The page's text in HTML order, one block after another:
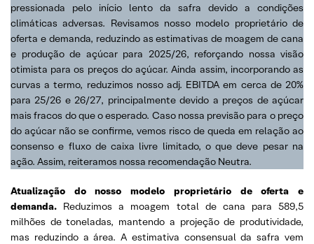
pressionada pelo início lento da safra devido a condições
climáticas adversas. Revisamos nosso modelo proprietário de
oferta e demanda, reduzindo as estimativas de moagem de cana
e produção de açúcar para 2025/26, reforçando nossa visão
otimista para os preços do açúcar. Ainda assim, incorporando as
curvas a termo, reduzimos nosso adj. EBITDA em cerca de 20%
para 25/26 e 26/27, principalmente devido a preços de açúcar
mais fracos do que o esperado. Caso nossa previsão para o preço
do açúcar não se confirme, vemos risco de queda em relação ao
consenso e fluxo de caixa livre limitado, o que deve pesar na
ação. Assim, reiteramos nossa recomendação Neutra.
Atualização do nosso modelo proprietário de oferta e
demanda. Reduzimos a moagem total de cana para 589,5
milhões de toneladas, mantendo a projeção de produtividade,
mas reduzindo a área. A estimativa consensual da safra vem